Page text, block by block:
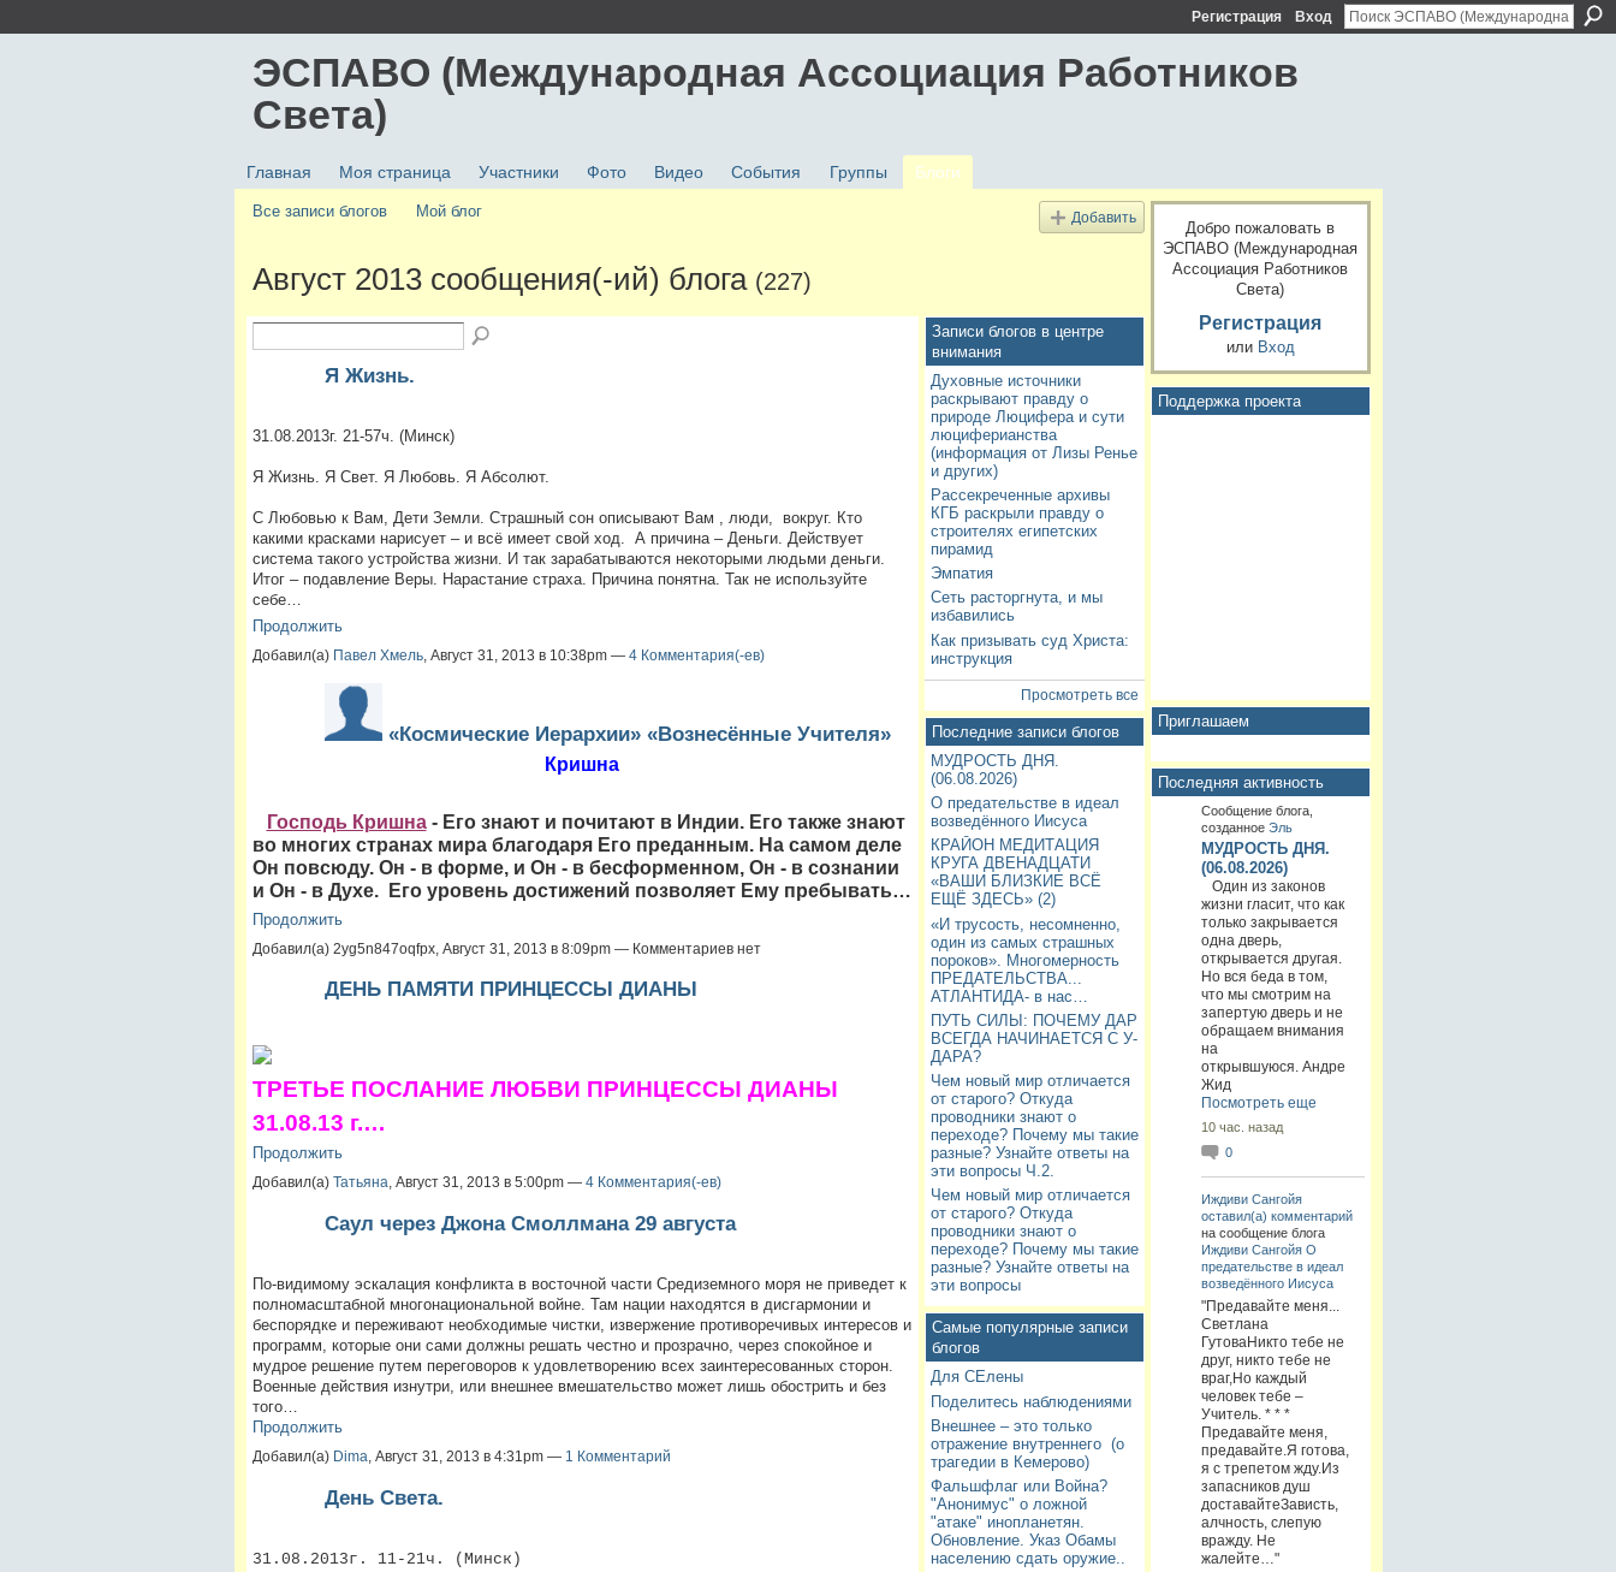
Регистрация Вход
ЭСПАВО (Международная Ассоциация Работников
Света)
Главная Моя страница Участники Фото Видео События Группы Блоги
Все записи блогов Мой блог Добавить
Август 2013 сообщения(-ий) блога (227)
Я Жизнь.
31.08.2013г. 21-57ч. (Минск)
Я Жизнь. Я Свет. Я Любовь. Я Абсолют.
С Любовью к Вам, Дети Земли. Страшный сон описывают Вам , люди,
вокруг. Кто
какими красками нарисует – и всё имеет свой ход.
А причина – Деньги. Действует
система такого устройства жизни. И так зарабатываются некоторыми людьми деньги.
Итог – подавление Веры. Нарастание страха. Причина понятна. Так не используйте
себе…
Продолжить
Добавил(а) Павел Хмель, Август 31, 2013 в 10:38pm — 4 Комментария(-ев)
«Космические Иерархии» «Вознесённые Учителя»
Кришна
Господь Кришна- Его знают и почитают в Индии. Его также знают
во многих странах мира благодаря Его преданным. На самом деле
Он повсюду. Он - в форме, и Он - в бесформенном, Он - в сознании
и Он - в Духе. Его уровень достижений позволяет Ему пребывать…
Продолжить
Добавил(а) 2yg5n847oqfpx, Август 31, 2013 в 8:09pm — Комментариев нет
ДЕНЬ ПАМЯТИ ПРИНЦЕССЫ ДИАНЫ
ТРЕТЬЕ ПОСЛАНИЕ ЛЮБВИ ПРИНЦЕССЫ ДИАНЫ
31.08.13 г.…
Продолжить
Добавил(а) Татьяна, Август 31, 2013 в 5:00pm — 4 Комментария(-ев)
Саул через Джона Смоллмана 29 августа
По-видимому эскалация конфликта в восточной части Средиземного моря не приведет к
полномасштабной многонациональной войне. Там нации находятся в дисгармонии и
беспорядке и переживают необходимые чистки, извержение противоречивых интересов и
программ, которые они сами должны решать честно и прозрачно, через спокойное и
мудрое решение путем переговоров к удовлетворению всех заинтересованных сторон.
Военные действия изнутри, или внешнее вмешательство может лишь обострить и без
того…
Продолжить
Добавил(а) Dima, Август 31, 2013 в 4:31pm — 1 Комментарий
День Света.
31.08.2013г. 11-21ч. (Минск)
Записи блогов в центре
внимания
Духовные источники
раскрывают правду о
природе Люцифера и сути
люциферианства
(информация от Лизы Ренье
и других)
Рассекреченные архивы
КГБ раскрыли правду о
строителях египетских
пирамид
Эмпатия
Сеть расторгнута, и мы
избавились
Как призывать суд Христа:
инструкция
Просмотреть все
Последние записи блогов
МУДРОСТЬ ДНЯ.
(06.08.2026)
О предательстве в идеал
возведённого Иисуса
КРАЙОН МЕДИТАЦИЯ
КРУГА ДВЕНАДЦАТИ
«ВАШИ БЛИЗКИЕ ВСЁ
ЕЩЁ ЗДЕСЬ» (2)
«И трусость, несомненно,
один из самых страшных
пороков». Многомерность
ПРЕДАТЕЛЬСТВА...
АТЛАНТИДА- в нас…
ПУТЬ СИЛЫ: ПОЧЕМУ ДАР
ВСЕГДА НАЧИНАЕТСЯ С У-
ДАРА?
Чем новый мир отличается
от старого? Откуда
проводники знают о
переходе? Почему мы такие
разные? Узнайте ответы на
эти вопросы Ч.2.
Чем новый мир отличается
от старого? Откуда
проводники знают о
переходе? Почему мы такие
разные? Узнайте ответы на
эти вопросы
Самые популярные записи
блогов
Для СЕлены
Поделитесь наблюдениями
Внешнее – это только
отражение внутреннего (о
трагедии в Кемерово)
Фальшфлаг или Война?
"Анонимус" о ложной
"атаке" инопланетян.
Обновление. Указ Обамы
населению сдать оружие..
Добро пожаловать в
ЭСПАВО (Международная
Ассоциация Работников
Света)
Регистрация
или Вход
Поддержка проекта
Приглашаем
Последняя активность
Сообщение блога,
созданное Эль
МУДРОСТЬ ДНЯ.
(06.08.2026)
Один из законов
жизни гласит, что как
только закрывается
одна дверь,
открывается другая.
Но вся беда в том,
что мы смотрим на
запертую дверь и не
обращаем внимания
на
открывшуюся. Андре
Жид
Посмотреть еще
10 час. назад
0
Иждиви Сангойя
оставил(а) комментарий
на сообщение блога
Иждиви Сангойя О
предательстве в идеал
возведённого Иисуса
"Предавайте меня...
Светлана
ГутоваНикто тебе не
друг, никто тебе не
враг,Но каждый
человек тебе –
Учитель. * * *
Предавайте меня,
предавайте.Я готова,
я с трепетом жду.Из
запасников душ
доставайтеЗависть,
алчность, слепую
вражду. Не
жалейте…"